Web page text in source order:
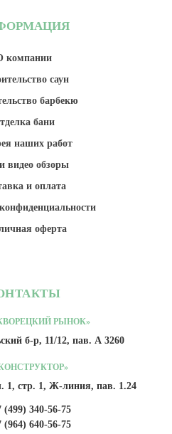
компании
саун
барбекю
бани
наших работ
видео обзоры
и оплата
оферта
РЫНОК»
б-р, 11/12, пав. А 3260
стр. 1, Ж-линия, пав. 1.24
(499) 340-56-75
(964) 640-56-75